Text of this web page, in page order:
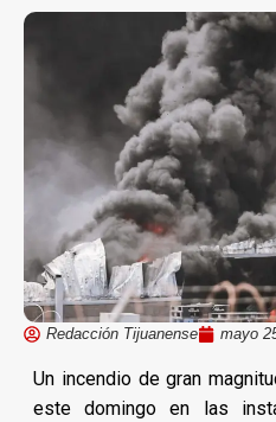
Redacción Tijuanense mayo
Un incendio de gran
este domingo en las